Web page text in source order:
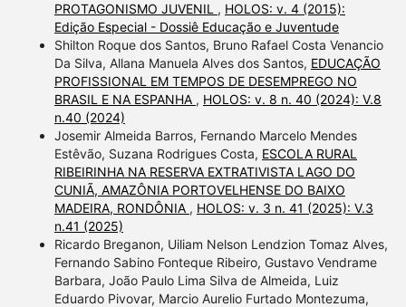
PROTAGONISMO JUVENIL , HOLOS: v. 4 (2015):
Edição Especial - Dossiê Educação e Juventude
Shilton Roque dos Santos, Bruno Rafael Costa Venancio
Da Silva, Allana Manuela Alves dos Santos, EDUCAÇÃO
PROFISSIONAL EM TEMPOS DE DESEMPREGO NO
BRASIL E NA ESPANHA , HOLOS: v. 8 n. 40 (2024): V.8
n.40 (2024)
Josemir Almeida Barros, Fernando Marcelo Mendes
Estêvão, Suzana Rodrigues Costa, ESCOLA RURAL
RIBEIRINHA NA RESERVA EXTRATIVISTA LAGO DO
CUNIÃ, AMAZÔNIA PORTOVELHENSE DO BAIXO
MADEIRA, RONDÔNIA , HOLOS: v. 3 n. 41 (2025): V.3
n.41 (2025)
Ricardo Breganon, Uiliam Nelson Lendzion Tomaz Alves,
Fernando Sabino Fonteque Ribeiro, Gustavo Vendrame
Barbara, João Paulo Lima Silva de Almeida, Luiz
Eduardo Pivovar, Marcio Aurelio Furtado Montezuma,